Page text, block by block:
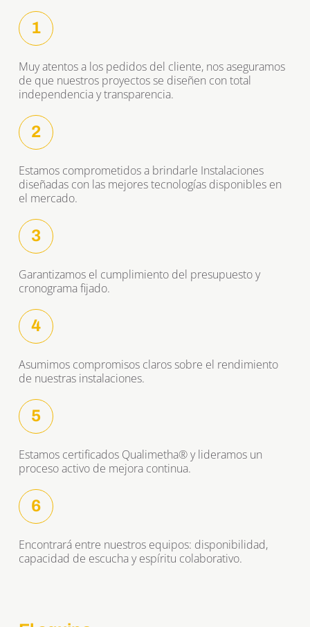
1
Muy atentos a los pedidos del cliente, nos aseguramos
de que nuestros proyectos se diseñen con total
independencia y transparencia.
2
Estamos comprometidos a brindarle ﻿Instalaciones
diseñadas con las mejores tecnologías disponibles en
el mercado.
3
Garantizamos el cumplimiento del presupuesto y
cronograma fijado.
4
Asumimos compromisos claros sobre el rendimiento
de nuestras instalaciones.
5
Estamos certificados Qualimetha® y lideramos un
proceso activo de mejora continua.
6
Encontrará entre nuestros equipos: disponibilidad,
capacidad de escucha y espíritu colaborativo.